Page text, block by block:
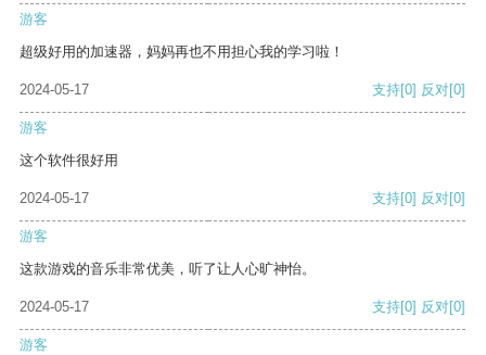
游客
超级好用的加速器，妈妈再也不用担心我的学习啦！
2024-05-17 支持[0] 反对[0]
游客
这个软件很好用
2024-05-17 支持[0] 反对[0]
游客
这款游戏的音乐非常优美，听了让人心旷神怡。
2024-05-17 支持[0] 反对[0]
游客